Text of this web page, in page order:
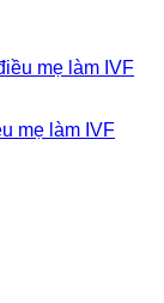
mẹ làm IVF